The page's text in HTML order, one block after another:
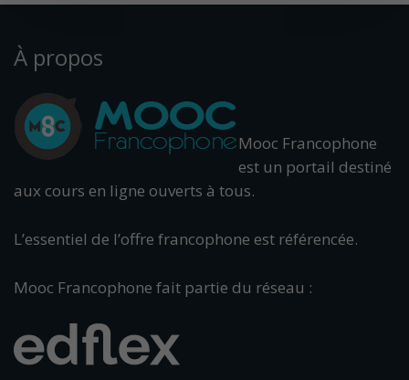
À propos
Mooc Francophone
est un portail destiné
aux cours en ligne ouverts à tous.
L’essentiel de l’offre francophone est référencée.
Mooc Francophone fait partie du réseau :